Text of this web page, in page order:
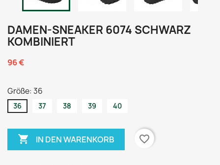
DAMEN-SNEAKER 6074 SCHWARZ
KOMBINIERT
96 €
Größe: 36
36 37 38 39 40
 IN DEN WARENKORB favorite_border